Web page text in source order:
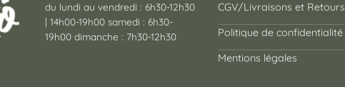
du lundi au vendredi : 6h30-12h30
| 14h00-19h00 samedi : 6h30-
19h00 dimanche : 7h30-12h30
CGV/Livraisons et Retours
Politique de confidentialité
Mentions légales